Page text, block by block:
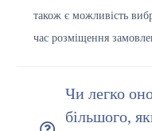
також є можливість
час розміщення
Чи легко
більшого,